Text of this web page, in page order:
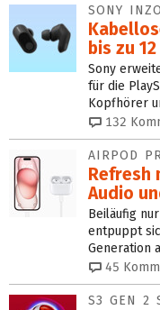
SONY
bis zu
Sony
für die
Kopfhörer
132
AIRPOD
Refresh
Audio
Beiläufig
entpuppt
Generation
45
S3 GEN 2